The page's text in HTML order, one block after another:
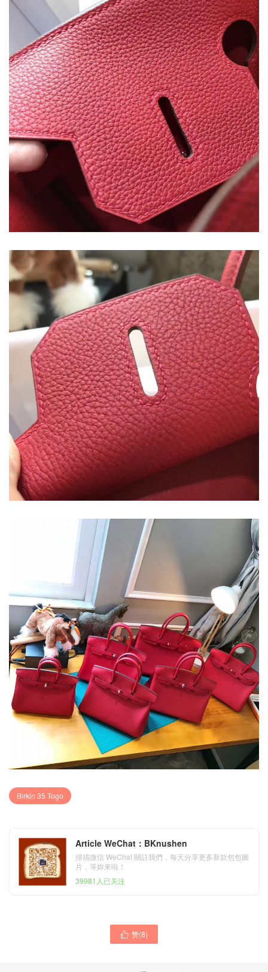
Birkin 35 Togo
Article WeChat：BKnushen
掃描微信 WeChat 關註我們，每天分享更多新款包包圖
片，等妳來啦！
39981人已关注
 赞(8)
愛馬仕Hermes最出名的包袋
鉑金包 Birkin Epsom 30 黑
愛馬仕最難買的包袋康斯坦